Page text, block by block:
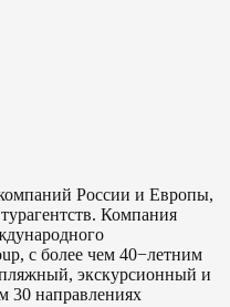
России и Европы,
Компания
с более чем 40−летним
экскурсионный и
30 направлениях